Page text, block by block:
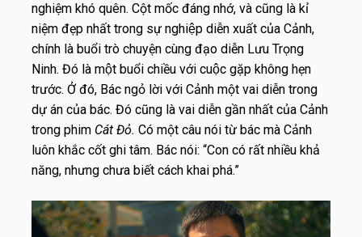
nghiệm khó quên. Cột mốc đáng nhớ, và cũng là kỉ
niệm đẹp nhất trong sự nghiệp diễn xuất của Cảnh,
chính là buổi trò chuyện cùng đạo diễn Lưu Trọng
Ninh. Đó là một buổi chiều với cuộc gặp không hẹn
trước. Ở đó, Bác ngỏ lời với Cảnh một vai diễn trong
dự án của bác. Đó cũng là vai diễn gần nhất của Cảnh
trong phim Cát Đỏ. Có một câu nói từ bác mà Cảnh
luôn khắc cốt ghi tâm. Bác nói: “Con có rất nhiều khả
năng, nhưng chưa biết cách khai phá.”